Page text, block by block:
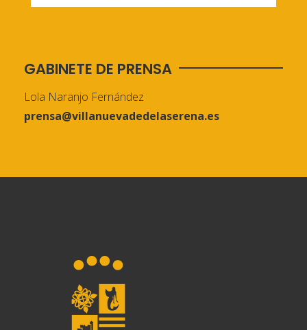
GABINETE DE PRENSA
Lola Naranjo Fernández
prensa@villanuevadedelaserena.es